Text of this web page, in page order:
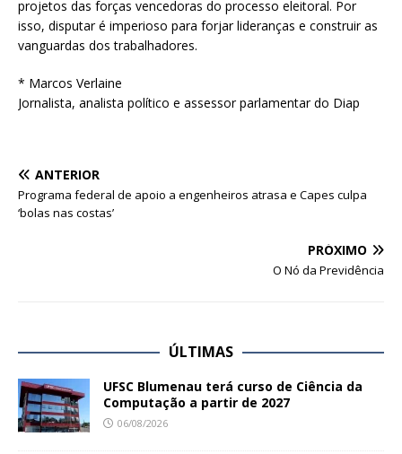
projetos das forças vencedoras do processo eleitoral. Por
isso, disputar é imperioso para forjar lideranças e construir as
vanguardas dos trabalhadores.
* Marcos Verlaine
Jornalista, analista político e assessor parlamentar do Diap
ANTERIOR
Programa federal de apoio a engenheiros atrasa e Capes culpa
‘bolas nas costas’
PRÓXIMO
O Nó da Previdência
ÚLTIMAS
UFSC Blumenau terá curso de Ciência da
Computação a partir de 2027
06/08/2026